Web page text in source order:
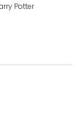
Potter